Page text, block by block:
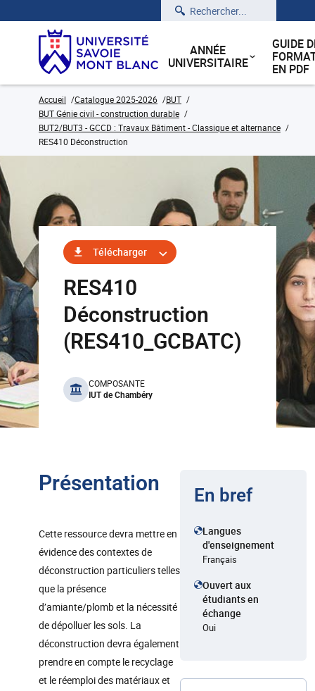
Rechercher
ANNÉE
UNIVERSITAIRE
GUIDE
EN PDF
Accueil Catalogue 2025-2026
BUT
BUT Génie civil - construction durable
BUT2/BUT3 - GCCD : Travaux Bâtiment - Classique et alternance
RES410 Déconstruction
Télécharger
RES410
Déconstruction
(RES410_GCBATC)
benefits
COMPOSANTE
IUT de Chambéry
Présentation
Cette ressource devra mettre en
évidence des contextes de
déconstruction particuliers telles
que la présence
d’amiante/plomb et la nécessité
de dépolluer les sols. La
déconstruction devra également
prendre en compte le recyclage
et le réemploi des matériaux et
En bref
Langues
d'enseignement
Français
Ouvert aux
étudiants en
échange
Oui